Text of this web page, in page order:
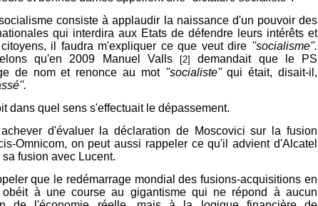
consiste à applaudir la naissance d'un pouvoir des
qui interdira aux Etats de défendre leurs intérêts et
citoyens, il faudra m'expliquer ce que veut dire ''socialisme''.
qu'en 2009 Manuel Valls[2]
demandait que le PS
de nom et renonce au mot ''socialiste''qui était, disait-il,
dans quel sens s'effectuait le dépassement.
d'évaluer la déclaration de Moscovici sur la fusion
Omnicom, on peut aussi rappeler ce qu'il advient d'Alcatel
sa fusion avec Lucent.
que le redémarrage mondial des fusions-acquisitions en
obéit à une course au gigantisme qui ne répond à aucun